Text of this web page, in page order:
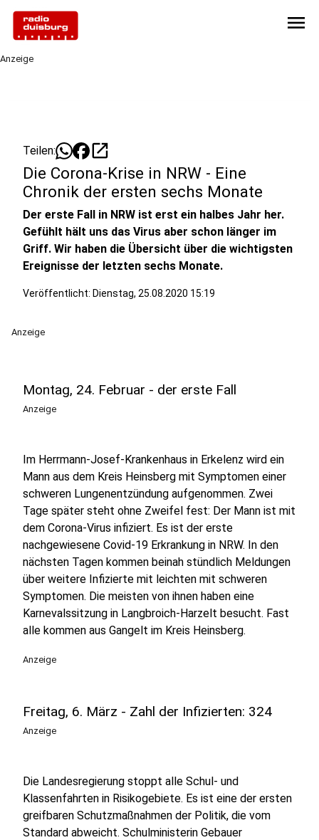
menu
Anzeige
Teilen: open_in_new
Die Corona-Krise in NRW - Eine
Chronik der ersten sechs Monate
Der erste Fall in NRW ist erst ein halbes Jahr her.
Gefühlt hält uns das Virus aber schon länger im
Griff. Wir haben die Übersicht über die wichtigsten
Ereignisse der letzten sechs Monate.
Veröffentlicht: Dienstag, 25.08.2020 15:19
Anzeige
Montag, 24. Februar - der erste Fall
Anzeige
Im Herrmann-Josef-Krankenhaus in Erkelenz wird ein
Mann aus dem Kreis Heinsberg mit Symptomen einer
schweren Lungenentzündung aufgenommen. Zwei
Tage später steht ohne Zweifel fest: Der Mann ist mit
dem Corona-Virus infiziert. Es ist der erste
nachgewiesene Covid-19 Erkrankung in NRW. In den
nächsten Tagen kommen beinah stündlich Meldungen
über weitere Infizierte mit leichten mit schweren
Symptomen. Die meisten von ihnen haben eine
Karnevalssitzung in Langbroich-Harzelt besucht. Fast
alle kommen aus Gangelt im Kreis Heinsberg.
Anzeige
Freitag, 6. März - Zahl der Infizierten: 324
Anzeige
Die Landesregierung stoppt alle Schul- und
Klassenfahrten in Risikogebiete. Es ist eine der ersten
greifbaren Schutzmaßnahmen der Politik, die vom
Standard abweicht. Schulministerin Gebauer